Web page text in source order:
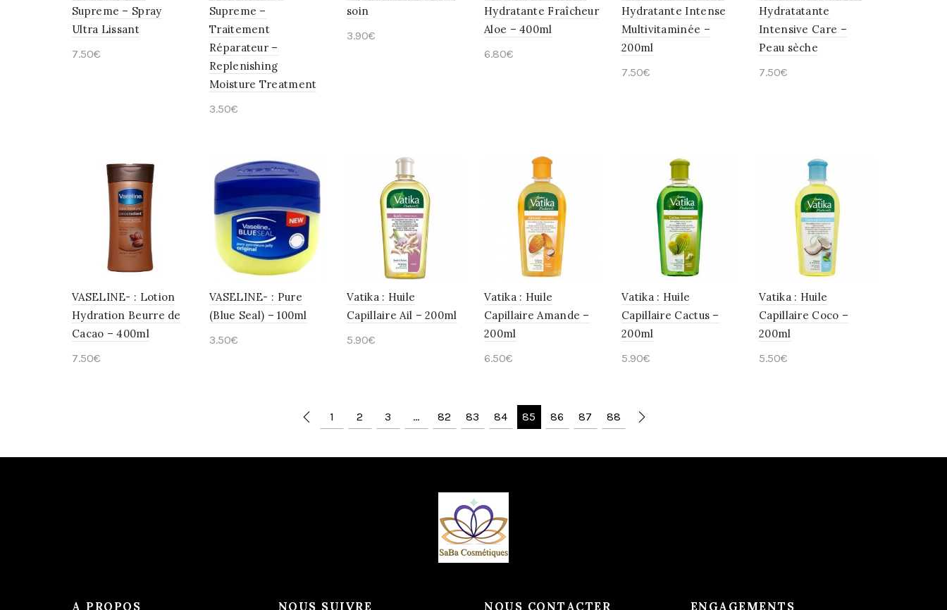
Supreme – Spray
Ultra Lissant
7.50€
Supreme –
Traitement
Réparateur –
Replenishing
Moisture Treatment
3.50€
soin
3.90€
Hydratante Fraîcheur
Aloe – 400ml
6.80€
Hydratante Intense
Multivitaminée –
200ml
7.50€
Hydratatante
Intensive Care –
Peau sèche
7.50€
VASELINE- : Lotion
Hydration Beurre de
Cacao – 400ml
7.50€
VASELINE- : Pure
(Blue Seal) – 100ml
3.50€
Vatika : Huile
Capillaire Ail – 200ml
5.90€
Vatika : Huile
Capillaire Amande –
200ml
6.50€
Vatika : Huile
Capillaire Cactus –
200ml
5.90€
Vatika : Huile
Capillaire Coco –
200ml
5.50€
1 2 3 … 82 83 84 85 86 87 88